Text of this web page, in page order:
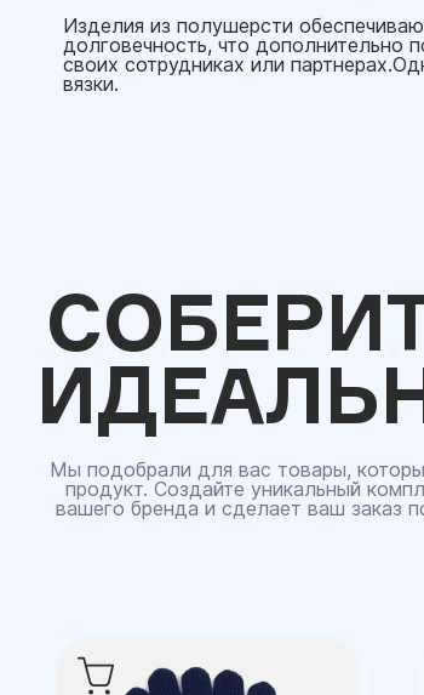
Изделия из полушерсти
долговечность, что дополнительно
своих сотрудниках или
вязки.
Мы подобрали для вас товары,
продукт. Создайте уникальный
вашего бренда и сделает ваш заказ